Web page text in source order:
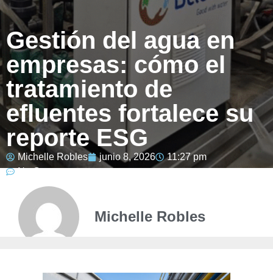
Gestión del agua en
empresas: cómo el
tratamiento de
efluentes fortalece su
reporte ESG
Michelle Robles junio 8, 2026
11:27 pm
No Comments
Michelle Robles